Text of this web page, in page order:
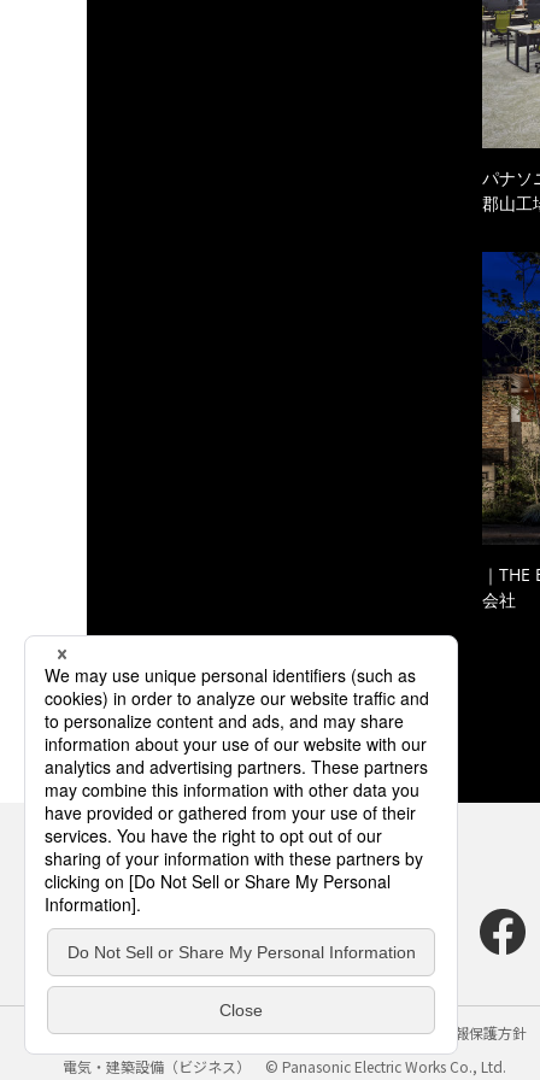
パナソ
郡山工
｜
会社
サイトのご利用にあたって クッキーポリシー
個人情報保護方針
電気・建築設備（ビジネス）
© Panasonic Electric Works Co., Ltd.